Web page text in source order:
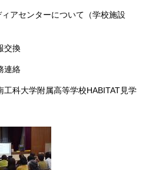
アセンターについて（学校施設
換
絡
属高等学校HABITAT見学